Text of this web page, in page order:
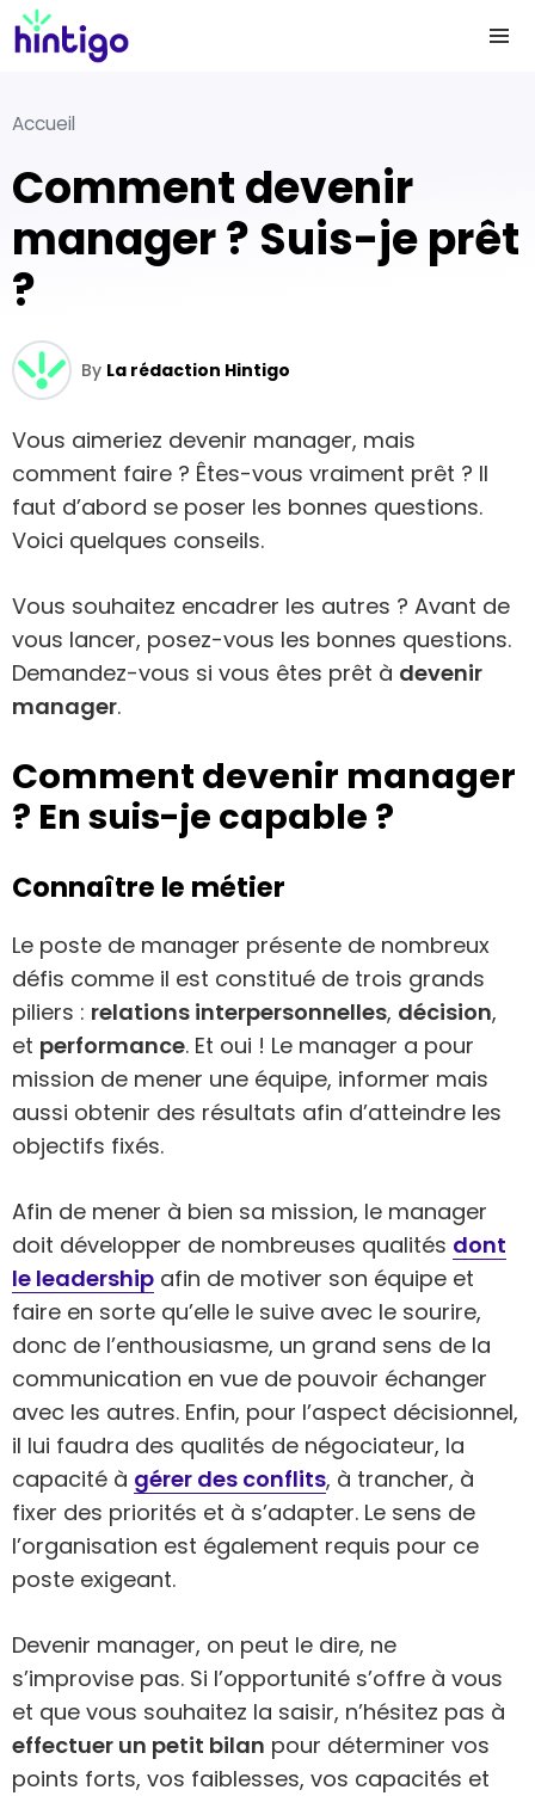
Accueil
Comment devenir
manager ? Suis-je prêt
?
By La rédaction Hintigo
Vous aimeriez devenir manager, mais
comment faire ? Êtes-vous vraiment prêt ? Il
faut d’abord se poser les bonnes questions.
Voici quelques conseils.
Vous souhaitez encadrer les autres ? Avant de
vous lancer, posez-vous les bonnes questions.
Demandez-vous si vous êtes prêt à devenir
manager.
Comment devenir manager
? En suis-je capable ?
Connaître le métier
Le poste de manager présente de nombreux
défis comme il est constitué de trois grands
piliers : relations interpersonnelles, décision,
et performance. Et oui ! Le manager a pour
mission de mener une équipe, informer mais
aussi obtenir des résultats afin d’atteindre les
objectifs fixés.
Afin de mener à bien sa mission, le manager
doit développer de nombreuses qualités dont
le leadership afin de motiver son équipe et
faire en sorte qu’elle le suive avec le sourire,
donc de l’enthousiasme, un grand sens de la
communication en vue de pouvoir échanger
avec les autres. Enfin, pour l’aspect décisionnel,
il lui faudra des qualités de négociateur, la
capacité à gérer des conflits, à trancher, à
fixer des priorités et à s’adapter. Le sens de
l’organisation est également requis pour ce
poste exigeant.
Devenir manager, on peut le dire, ne
s’improvise pas. Si l’opportunité s’offre à vous
et que vous souhaitez la saisir, n’hésitez pas à
effectuer un petit bilan pour déterminer vos
points forts, vos faiblesses, vos capacités et